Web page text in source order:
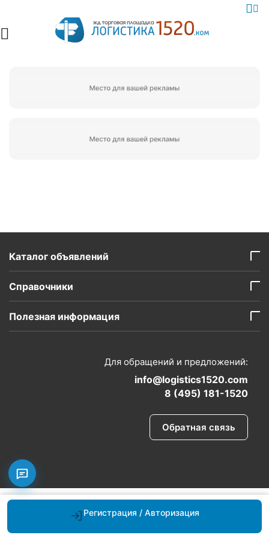
Каталог объявлений
Справочники
Полезная информация
Для обращений и предложений:
info@logistics1520.com
8 (495) 181-1520
Обратная связь
Регистрация / Авторизация